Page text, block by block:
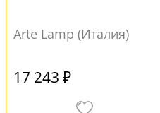
Arte Lamp (Италия)
17 243 ₽